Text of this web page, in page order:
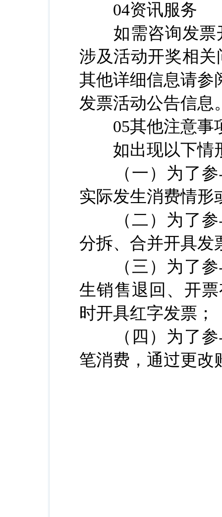
04资讯服务
如需咨询发票开
涉及活动开奖相关
其他详细信息请参
发票活动公告信息
05其他注意事
如出现以下情形
（一）为了参
实际发生消费情形
（二）为了参
分拆、合并开具发
（三）为了参
生销售退回、开
时开具红字发票；
（四）为了参
笔消费，通过更改